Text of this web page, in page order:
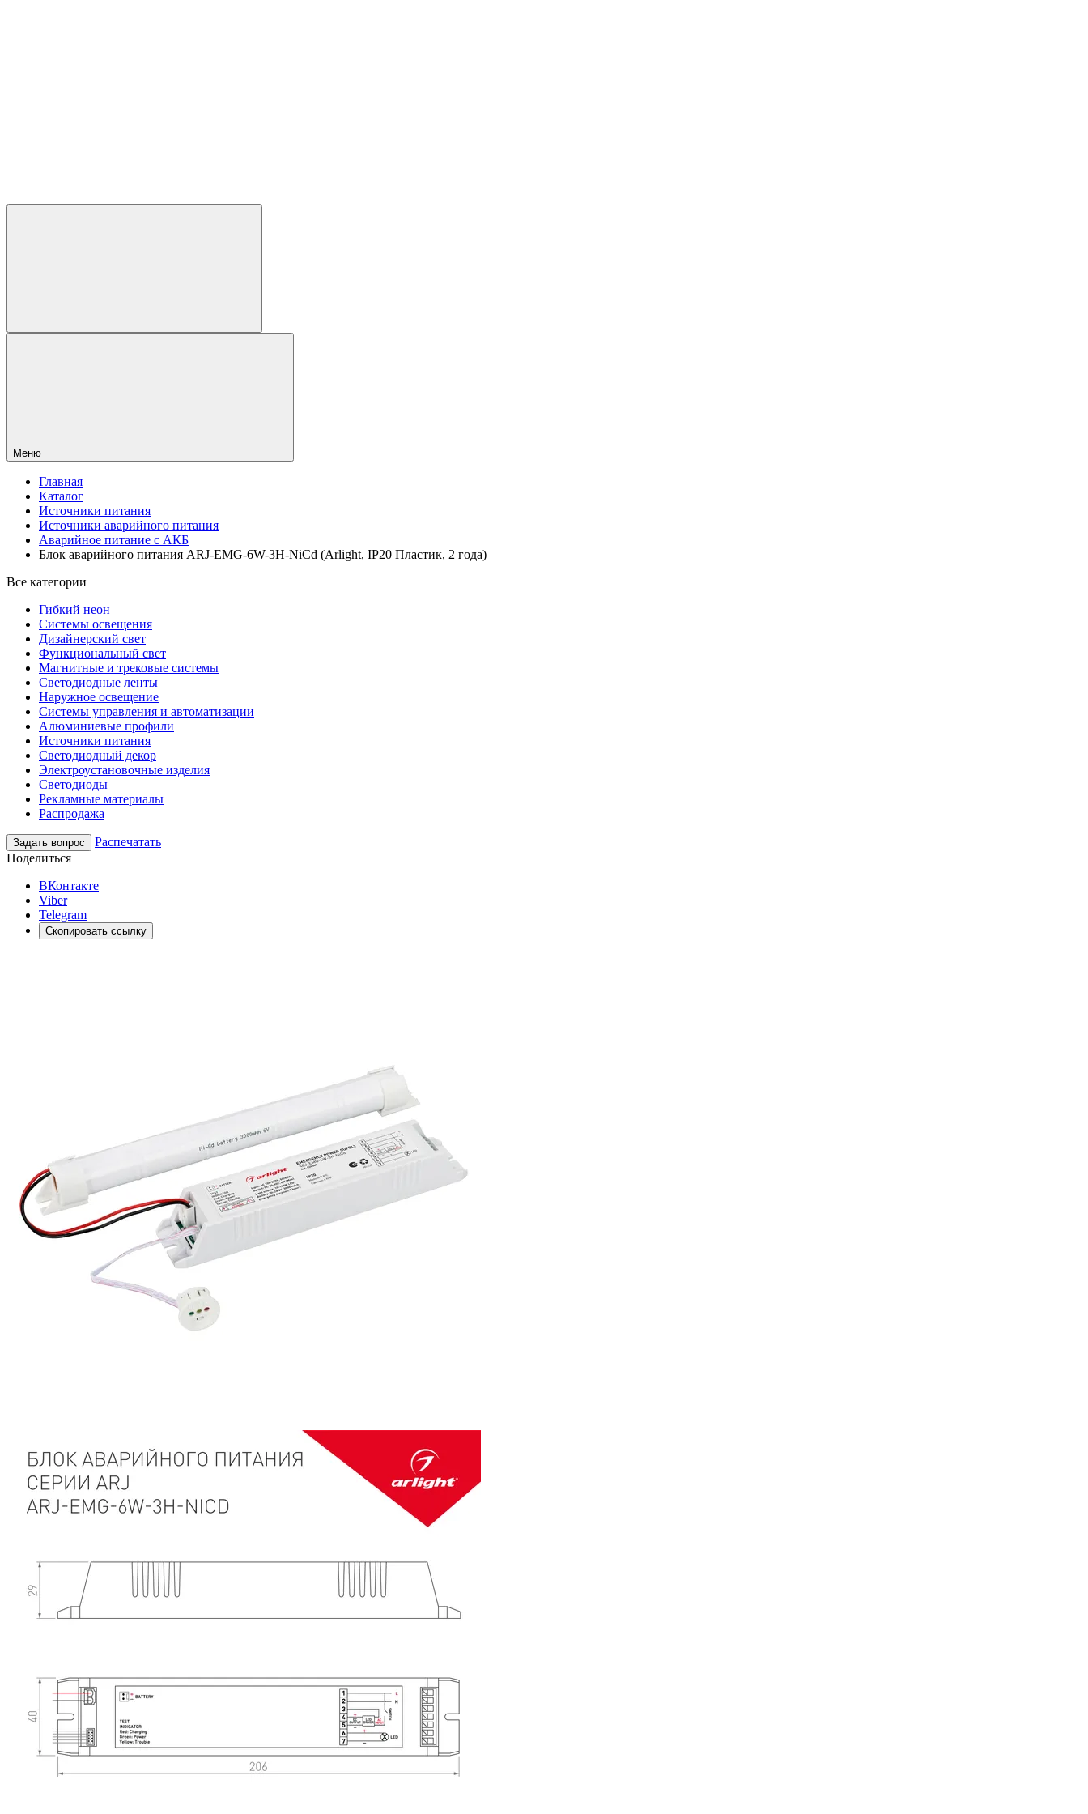
Меню
Главная
Каталог
Источники питания
Источники аварийного питания
Аварийное питание с АКБ
Блок аварийного питания ARJ-EMG-6W-3H-NiCd (Arlight, IP20 Пластик, 2 года)
Все категории
Гибкий неон
Системы освещения
Дизайнерский свет
Функциональный свет
Магнитные и трековые системы
Светодиодные ленты
Наружное освещение
Системы управления и автоматизации
Алюминиевые профили
Источники питания
Светодиодный декор
Электроустановочные изделия
Светодиоды
Рекламные материалы
Распродажа
Задать вопрос
Распечатать
Поделиться
ВКонтакте
Viber
Telegram
Скопировать ссылку